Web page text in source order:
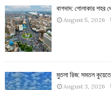
বাগদাদ: গোলাকার শহর
August 5, 2026
মুতলা রিজ: সমতল
August 3, 2026